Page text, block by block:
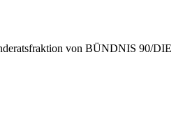
von BÜNDNIS 90/DIE